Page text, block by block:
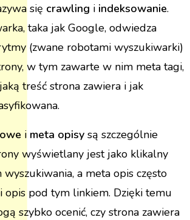
się crawling i indeksowanie.
taka jak Google, odwiedza
(zwane robotami wyszukiwarki)
w tym zawarte w nim meta tagi,
treść strona zawiera i jak
i meta opisy są szczególnie
wyświetlany jest jako klikalny
a meta opis często
opis pod tym linkiem. Dzięki temu
szybko ocenić, czy strona zawiera